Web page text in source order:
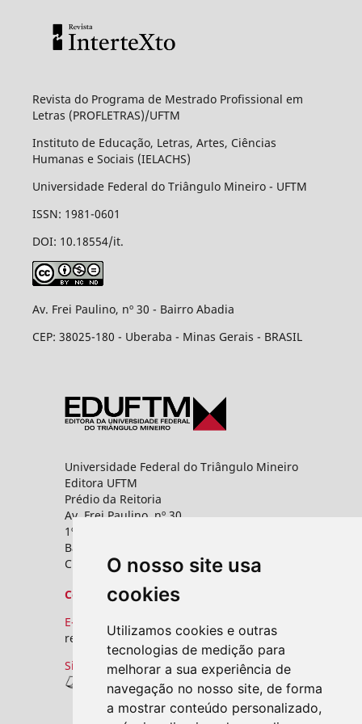
O nosso site usa
cookies
Utilizamos cookies e outras
tecnologias de medição para
melhorar a sua experiência de
navegação no nosso site, de forma
a mostrar conteúdo personalizado,
Revista do Programa de Mestrado Profissional em
Letras (PROFLETRAS)/UFTM
Instituto de Educação, Letras, Artes, Ciências
Humanas e Sociais (IELACHS)
Universidade Federal do Triângulo Mineiro - UFTM
ISSN: 1981-0601
DOI: 10.18554/it.
Av. Frei Paulino, nº 30 - Bairro Abadia
CEP: 38025-180 - Uberaba - Minas Gerais - BRASIL
Universidade Federal do Triângulo Mineiro
Editora UFTM
Prédio da Reitoria
Av. Frei Paulino, nº 30,
1º andar - Sala 8 PROPPG
Bairro Abadia
CEP: 38025-180 - Uberaba - MG
Contato
E-mail:
revistas.seer@uftm.edu.br
Site
Revistas UFTM